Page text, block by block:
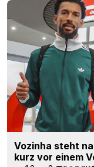
Vozinha steht
kurz vor einem